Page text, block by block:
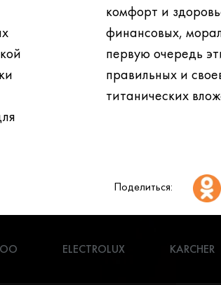
комфорт и здоровье не нуждаются в больших
финансовых,
первую очередь эти блага
правильных и
титанических
Поделиться:
ELECTROLUX KARCHER